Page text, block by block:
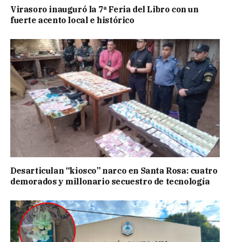
Virasoro inauguró la 7ª Feria del Libro con un
fuerte acento local e histórico
Desarticulan “kiosco” narco en Santa Rosa: cuatro
demorados y millonario secuestro de tecnología